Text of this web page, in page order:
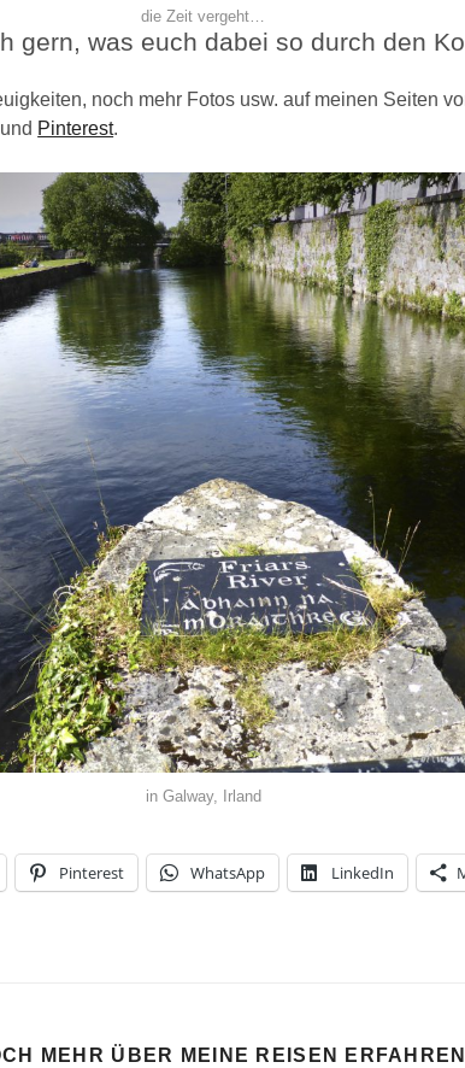
die Zeit vergeht…
gern, was euch dabei so durch den
noch mehr Fotos usw. auf meinen Seiten
und Pinterest.
in Galway, Irland
Pinterest WhatsApp LinkedIn
MEHR ÜBER MEINE REISEN